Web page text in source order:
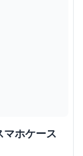
マホケース